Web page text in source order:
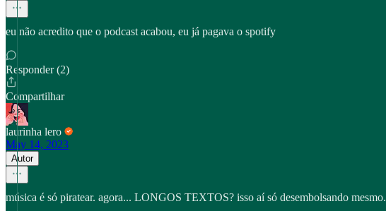
eu não acredito que o podcast acabou, eu já pagava o spotify
Responder (2)
Compartilhar
laurinha lero
May 14, 2023
Autor
música é só piratear. agora... LONGOS TEXTOS? isso aí só desembolsando mesmo.